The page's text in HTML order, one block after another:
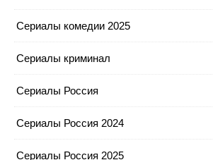
Сериалы комедии 2025
Сериалы криминал
Сериалы Россия
Сериалы Россия 2024
Сериалы Россия 2025